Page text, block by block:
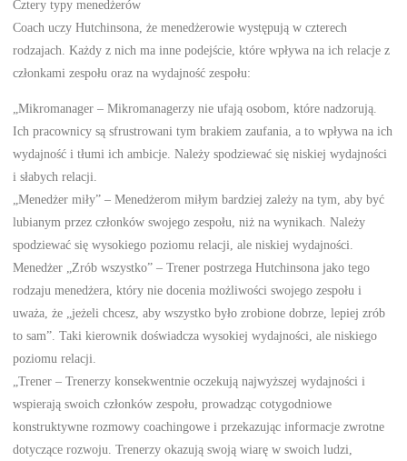
Cztery typy menedżerów
Coach uczy Hutchinsona, że menedżerowie występują w czterech
rodzajach. Każdy z nich ma inne podejście, które wpływa na ich relacje z
członkami zespołu oraz na wydajność zespołu:
„Mikromanager – Mikromanagerzy nie ufają osobom, które nadzorują.
Ich pracownicy są sfrustrowani tym brakiem zaufania, a to wpływa na ich
wydajność i tłumi ich ambicje. Należy spodziewać się niskiej wydajności
i słabych relacji.
„Menedżer miły” – Menedżerom miłym bardziej zależy na tym, aby być
lubianym przez członków swojego zespołu, niż na wynikach. Należy
spodziewać się wysokiego poziomu relacji, ale niskiej wydajności.
Menedżer „Zrób wszystko” – Trener postrzega Hutchinsona jako tego
rodzaju menedżera, który nie docenia możliwości swojego zespołu i
uważa, że „jeżeli chcesz, aby wszystko było zrobione dobrze, lepiej zrób
to sam”. Taki kierownik doświadcza wysokiej wydajności, ale niskiego
poziomu relacji.
„Trener – Trenerzy konsekwentnie oczekują najwyższej wydajności i
wspierają swoich członków zespołu, prowadząc cotygodniowe
konstruktywne rozmowy coachingowe i przekazując informacje zwrotne
dotyczące rozwoju. Trenerzy okazują swoją wiarę w swoich ludzi,